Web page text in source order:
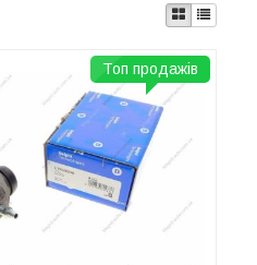
Топ продажів